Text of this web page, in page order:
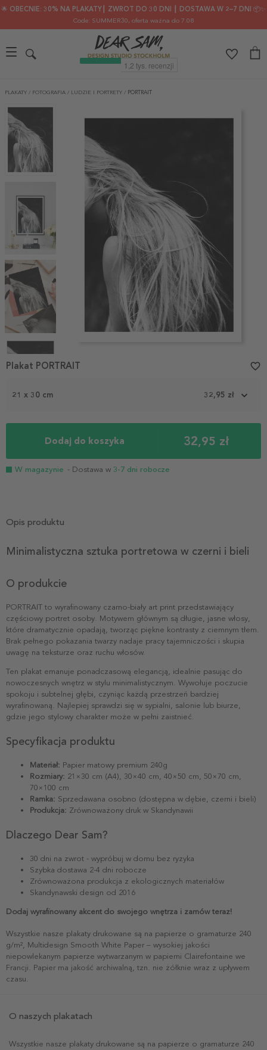
🌟 OBECNIE: 30% NA PLAKATY┃ ZWROT DO 30 DNI ┃ DOSTAWA W 2–7 DNI 📦✨
Code: SUMMER30, oferta ważna do 7.08
PLAKATY / FOTOGRAFIA / LUDZIE I PORTRETY / PORTRAIT
1
21 x 30 cm 32,95 zł
Dodaj do koszyka 32,95 zł
W magazynie - Dostawa w 3-7 dni robocze
Plakat PORTRAIT favorite_border
Opis produktu
Minimalistyczna sztuka portretowa w czerni i bieli
O produkcie
PORTRAIT to wyrafinowany czarno-biały art print przedstawiający
częściowy portret osoby. Motywem głównym są długie, jasne włosy,
które dramatycznie opadają, tworząc piękne kontrasty z ciemnym tłem.
Brak pełnego pokazania twarzy nadaje pracy tajemniczości i skupia
uwagę na teksturze oraz ruchu włosów.
Ten plakat emanuje ponadczasową elegancją, idealnie pasując do
nowoczesnych wnętrz w stylu minimalistycznym. Wywołuje poczucie
spokoju i subtelnej głębi, czyniąc każdą przestrzeń bardziej
wyrafinowaną. Najlepiej sprawdzi się w sypialni, salonie lub biurze,
gdzie jego stylowy charakter może w pełni zaistnieć.
Specyfikacja produktu
Materiał: Papier matowy premium 240g
Rozmiary: 21×30 cm (A4), 30×40 cm, 40×50 cm, 50×70 cm,
70×100 cm
Ramka: Sprzedawana osobno (dostępna w dębie, czerni i bieli)
Produkcja: Zrównoważony druk w Skandynawii
Dlaczego Dear Sam?
30 dni na zwrot - wypróbuj w domu bez ryzyka
Szybka dostawa 2-4 dni robocze
Zrównoważona produkcja z ekologicznych materiałów
Skandynawski design od 2016
Dodaj wyrafinowany akcent do swojego wnętrza i zamów teraz!
Wszystkie nasze plakaty drukowane są na papierze o gramaturze 240
g/m², Multidesign Smooth White Paper – wysokiej jakości
niepowlekanym papierze wytwarzanym w papierni Clairefontaine we
Francji. Papier ma jakość archiwalną, tzn. nie żółknie wraz z upływem
czasu.
O naszych plakatach
Wszystkie nasze plakaty drukowane są na papierze o gramaturze 240